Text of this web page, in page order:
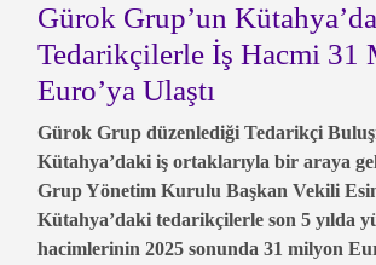
Gürok Grup’un
Tedarikçilerle İş Hacmi 31
Euro’ya Ulaştı
Gürok Grup düzenlediği Tedarikçi
Kütahya’daki iş ortaklarıyla bir araya
Grup Yönetim Kurulu Başkan Vekili
Kütahya’daki tedarikçilerle son 5 yılda
hacimlerinin 2025 sonunda 31 milyon